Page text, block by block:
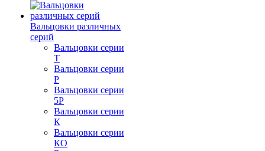
Вальцовки различных
серий
Вальцовки серии
Т
Вальцовки серии
Р
Вальцовки серии
5Р
Вальцовки серии
К
Вальцовки серии
КО